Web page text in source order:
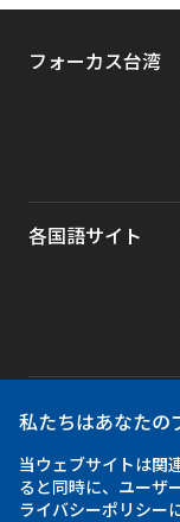
フォーカス台湾
各国語サイト
SNS公式
私たちはあなたの
当ウェブサイトは関
ると同時に、ユーザ
ライバシーポリシー